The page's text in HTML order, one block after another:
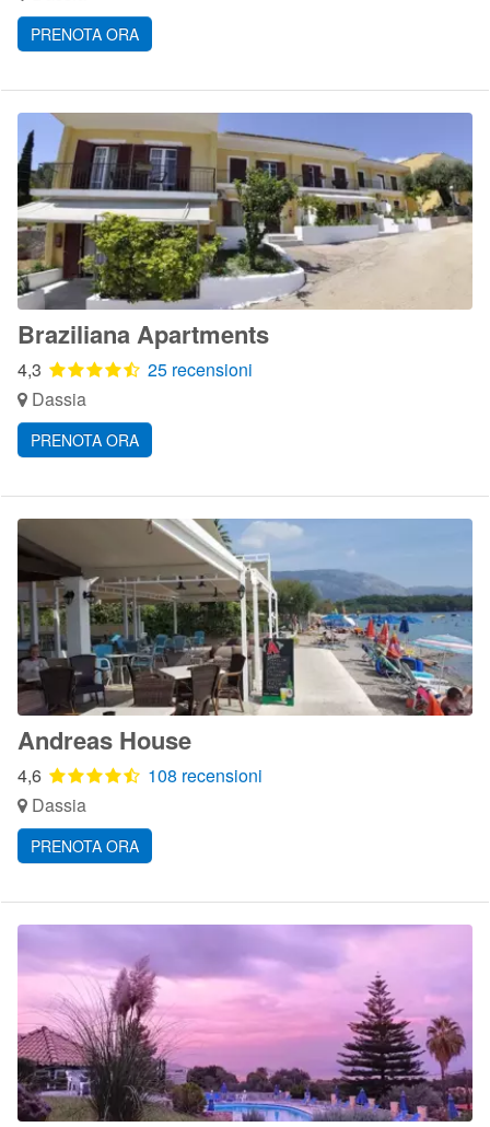
PRENOTA ORA
Braziliana Apartments
4,3
25 recensioni
Dassia
PRENOTA ORA
Andreas House
4,6
108 recensioni
Dassia
PRENOTA ORA